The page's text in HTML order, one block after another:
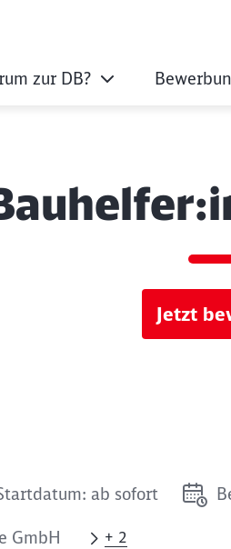
zur DB?
Jetzt
ab sofort
GmbH + 2